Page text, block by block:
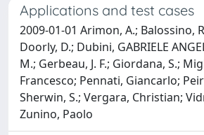
Applications and test cases
2009-01-01 Arimon, A.; Balossino,
Doorly, D.; Dubini, GABRIELE
M.; Gerbeau, J. F.; Giordana, S.;
Francesco; Pennati, Giancarlo;
Sherwin, S.; Vergara, Christian;
Zunino, Paolo